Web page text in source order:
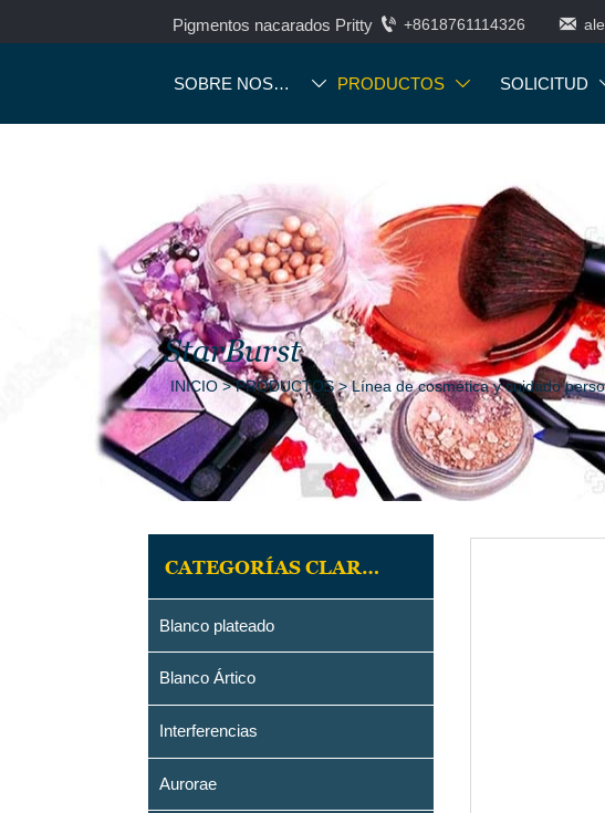
Pigmentos nacarados Pritty  +8618761114326 
SOBRE NOSOTROS  PRODUCTOS  SOLICITUD
StarBurst
INICIO>PRODUCTOS>Línea de cosmética y cuidado
CATEGORÍAS CLAREIUM
Blanco plateado
Blanco Ártico
Interferencias
Aurorae